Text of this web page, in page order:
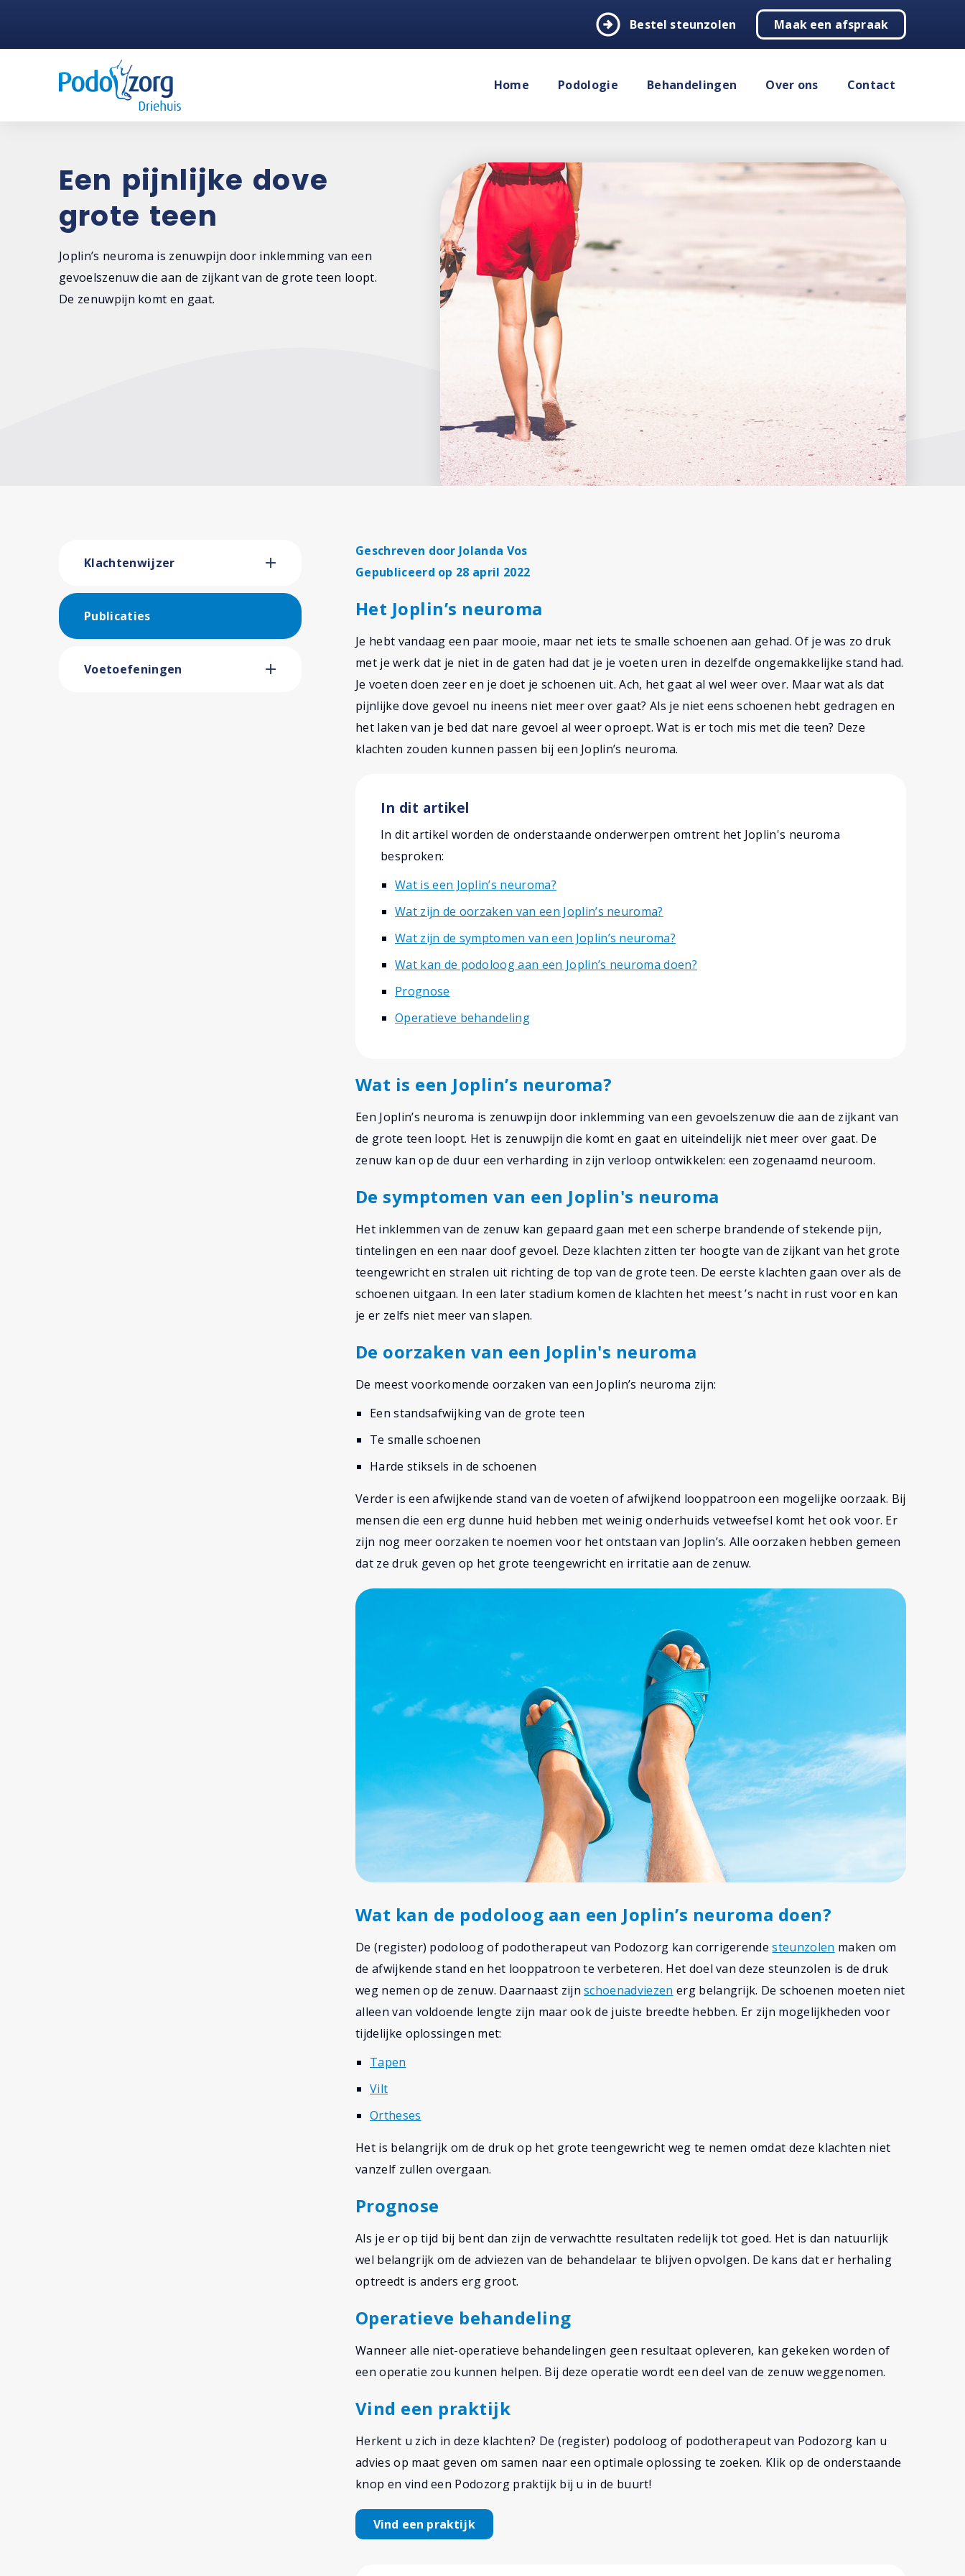
arrow_circle_right Bestel steunzolen Maak een afspraak
Home Podologie Behandelingen Over ons Contact
Een pijnlijke dove
grote teen
Joplin’s neuroma is zenuwpijn door inklemming van een
gevoelszenuw die aan de zijkant van de grote teen loopt.
De zenuwpijn komt en gaat.
Klachtenwijzer
Publicaties
Voetoefeningen
Geschreven door Jolanda Vos
Gepubliceerd op 28 april 2022
Het Joplin’s neuroma
Je hebt vandaag een paar mooie, maar net iets te smalle schoenen aan gehad. Of je was zo druk
met je werk dat je niet in de gaten had dat je je voeten uren in dezelfde ongemakkelijke stand had.
Je voeten doen zeer en je doet je schoenen uit. Ach, het gaat al wel weer over. Maar wat als dat
pijnlijke dove gevoel nu ineens niet meer over gaat? Als je niet eens schoenen hebt gedragen en
het laken van je bed dat nare gevoel al weer oproept. Wat is er toch mis met die teen? Deze
klachten zouden kunnen passen bij een Joplin’s neuroma.
In dit artikel
In dit artikel worden de onderstaande onderwerpen omtrent het Joplin's neuroma
besproken:
Wat is een Joplin’s neuroma?
Wat zijn de oorzaken van een Joplin’s neuroma?
Wat zijn de symptomen van een Joplin’s neuroma?
Wat kan de podoloog aan een Joplin’s neuroma doen?
Prognose
Operatieve behandeling
Wat is een Joplin’s neuroma?
Een Joplin’s neuroma is zenuwpijn door inklemming van een gevoelszenuw die aan de zijkant van
de grote teen loopt. Het is zenuwpijn die komt en gaat en uiteindelijk niet meer over gaat. De
zenuw kan op de duur een verharding in zijn verloop ontwikkelen: een zogenaamd neuroom.
De symptomen van een Joplin's neuroma
Het inklemmen van de zenuw kan gepaard gaan met een scherpe brandende of stekende pijn,
tintelingen en een naar doof gevoel. Deze klachten zitten ter hoogte van de zijkant van het grote
teengewricht en stralen uit richting de top van de grote teen. De eerste klachten gaan over als de
schoenen uitgaan. In een later stadium komen de klachten het meest ’s nacht in rust voor en kan
je er zelfs niet meer van slapen.
De oorzaken van een Joplin's neuroma
De meest voorkomende oorzaken van een Joplin’s neuroma zijn:
Een standsafwijking van de grote teen
Te smalle schoenen
Harde stiksels in de schoenen
Verder is een afwijkende stand van de voeten of afwijkend looppatroon een mogelijke oorzaak. Bij
mensen die een erg dunne huid hebben met weinig onderhuids vetweefsel komt het ook voor. Er
zijn nog meer oorzaken te noemen voor het ontstaan van Joplin’s. Alle oorzaken hebben gemeen
dat ze druk geven op het grote teengewricht en irritatie aan de zenuw.
Wat kan de podoloog aan een Joplin’s neuroma doen?
De (register) podoloog of podotherapeut van Podozorg kan corrigerendesteunzolen maken om
de afwijkende stand en het looppatroon te verbeteren. Het doel van deze steunzolen is de druk
weg nemen op de zenuw. Daarnaast zijnschoenadviezen erg belangrijk. De schoenen moeten niet
alleen van voldoende lengte zijn maar ook de juiste breedte hebben. Er zijn mogelijkheden voor
tijdelijke oplossingen met:
Tapen
Vilt
Ortheses
Het is belangrijk om de druk op het grote teengewricht weg te nemen omdat deze klachten niet
vanzelf zullen overgaan.
Prognose
Als je er op tijd bij bent dan zijn de verwachtte resultaten redelijk tot goed. Het is dan natuurlijk
wel belangrijk om de adviezen van de behandelaar te blijven opvolgen. De kans dat er herhaling
optreedt is anders erg groot.
Operatieve behandeling
Wanneer alle niet-operatieve behandelingen geen resultaat opleveren, kan gekeken worden of
een operatie zou kunnen helpen. Bij deze operatie wordt een deel van de zenuw weggenomen.
Vind een praktijk
Herkent u zich in deze klachten? De (register) podoloog of podotherapeut van Podozorg kan u
advies op maat geven om samen naar een optimale oplossing te zoeken. Klik op de onderstaande
knop en vind een Podozorg praktijk bij u in de buurt!
Vind een praktijk